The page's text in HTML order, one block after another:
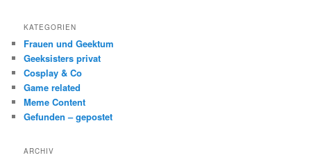
KATEGORIEN
Frauen und Geektum
Geeksisters privat
Cosplay & Co
Game related
Meme Content
Gefunden – gepostet
ARCHIV